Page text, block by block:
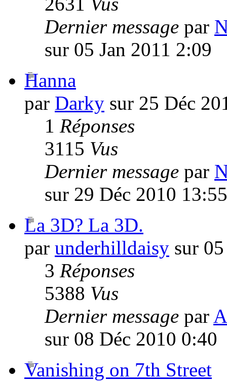
Dernier message par
sur 05 Jan 2011 2:09
Hanna
par Darky sur 25 Déc
1 Réponses
3115 Vus
Dernier message par
sur 29 Déc 2010 13:55
La 3D? La 3D.
par underhilldaisy sur
3 Réponses
5388 Vus
Dernier message par
sur 08 Déc 2010 0:40
Vanishing on 7th Street